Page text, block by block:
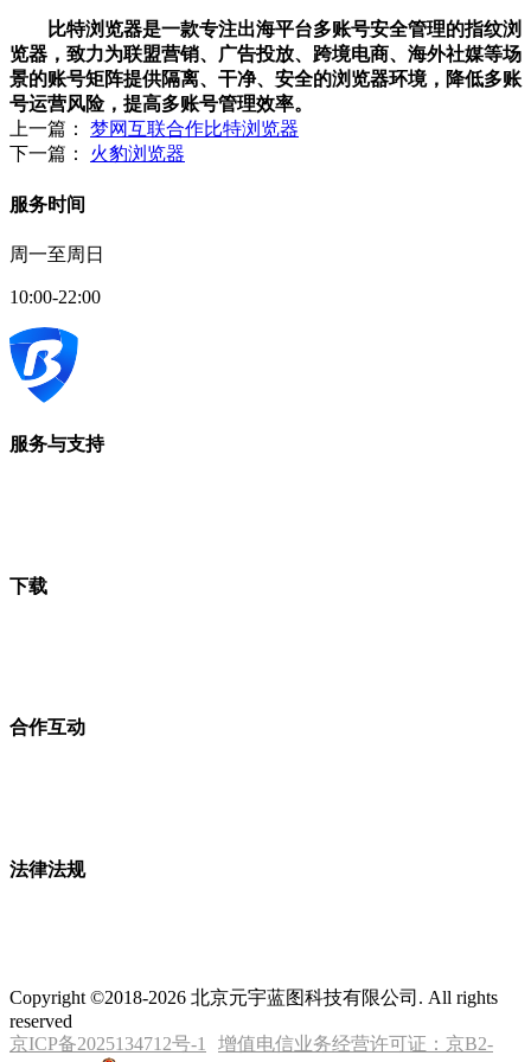
比特浏览器是一款专注出海平台多账号安全管理的指纹浏
览器，致力为联盟营销、广告投放、跨境电商、海外社媒等场
景的账号矩阵提供隔离、干净、安全的浏览器环境，降低多账
号运营风险，提高多账号管理效率。
上一篇： 梦网互联合作比特浏览器
下一篇： 火豹浏览器
服务时间
周一至周日
10:00-22:00
服务与支持
下载
合作互动
法律法规
Copyright ©2018-2026 北京元宇蓝图科技有限公司. All rights
reserved
京ICP备2025134712号-1
增值电信业务经营许可证：京B2-